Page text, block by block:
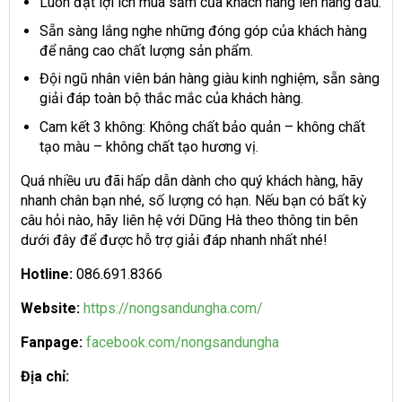
Sẵn sàng lắng nghe những đóng góp của khách hàng
để nâng cao chất lượng sản phẩm.
Đội ngũ nhân viên bán hàng giàu kinh nghiệm, sẵn sàng
giải đáp toàn bộ thắc mắc của khách hàng.
Cam kết 3 không: Không chất bảo quản – không chất
tạo màu – không chất tạo hương vị.
Quá nhiều ưu đãi hấp dẫn dành cho quý khách hàng, hãy
nhanh chân bạn nhé, số lượng có hạn. Nếu bạn có bất kỳ
câu hỏi nào, hãy liên hệ với Dũng Hà theo thông tin bên
dưới đây để được hỗ trợ giải đáp nhanh nhất nhé!
Hotline: 086.691.8366
Website: https://nongsandungha.com/
Fanpage: facebook.com/nongsandungha
Địa chỉ: